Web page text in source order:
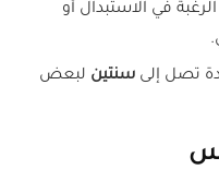
في الاستبدال أو
تصل إلى سنتين لبعض